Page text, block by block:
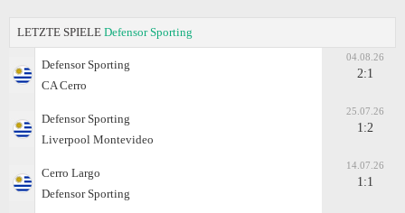
LETZTE SPIELE Defensor Sporting
Defensor Sporting
CA Cerro
04.08.26
2:1
Defensor Sporting
Liverpool Montevideo
25.07.26
1:2
Cerro Largo
Defensor Sporting
14.07.26
1:1